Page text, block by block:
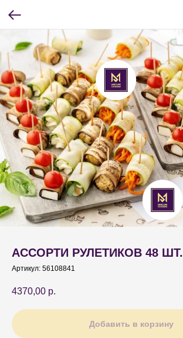
АССОРТИ РУЛЕТИКОВ 48 ШТ.
Артикул: 56108841
4370,00 р.
Добавить в корзину